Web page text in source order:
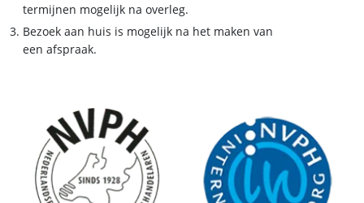
termijnen mogelijk na overleg.
Bezoek aan huis is mogelijk na het maken van
een afspraak.